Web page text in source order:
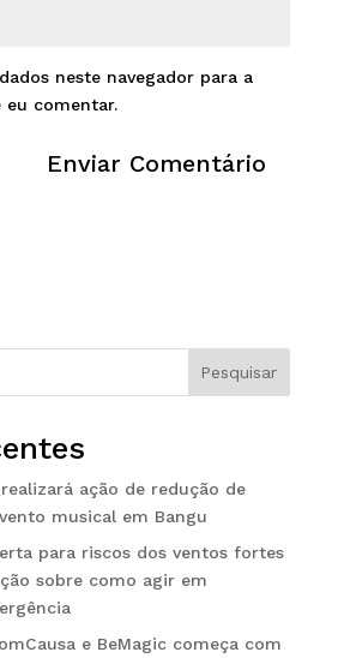
neste navegador para a
eu comentar.
Pesquisar
realizará ação de redução de
musical em Bangu
para riscos dos ventos fortes
sobre como agir em
e BeMagic começa com